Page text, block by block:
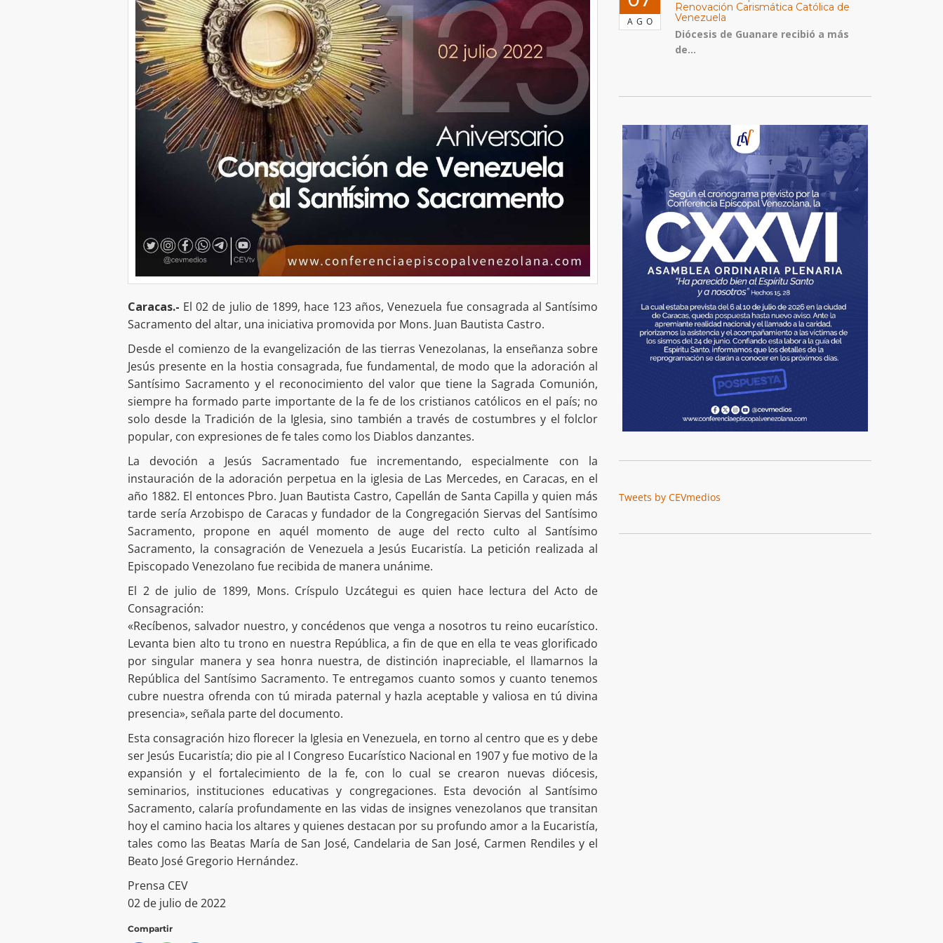
Caracas.- El 02 de julio de 1899, hace 123 años, Venezuela fue consagrada al Santísimo
Sacramento del altar, una iniciativa promovida por Mons. Juan Bautista Castro.
Desde el comienzo de la evangelización de las tierras Venezolanas, la enseñanza sobre
Jesús presente en la hostia consagrada, fue fundamental, de modo que la adoración al
Santísimo Sacramento y el reconocimiento del valor que tiene la Sagrada Comunión,
siempre ha formado parte importante de la fe de los cristianos católicos en el país; no
solo desde la Tradición de la Iglesia, sino también a través de costumbres y el folclor
popular, con expresiones de fe tales como los Diablos danzantes.
La devoción a Jesús Sacramentado fue incrementando, especialmente con la
instauración de la adoración perpetua en la iglesia de Las Mercedes, en Caracas, en el
año 1882. El entonces Pbro. Juan Bautista Castro, Capellán de Santa Capilla y quien más
tarde sería Arzobispo de Caracas y fundador de la Congregación Siervas del Santísimo
Sacramento, propone en aquél momento de auge del recto culto al Santísimo
Sacramento, la consagración de Venezuela a Jesús Eucaristía. La petición realizada al
Episcopado Venezolano fue recibida de manera unánime.
El 2 de julio de 1899, Mons. Críspulo Uzcátegui es quien hace lectura del Acto de
Consagración:
«Recíbenos, salvador nuestro, y concédenos que venga a nosotros tu reino eucarístico.
Levanta bien alto tu trono en nuestra República, a fin de que en ella te veas glorificado
por singular manera y sea honra nuestra, de distinción inapreciable, el llamarnos la
República del Santísimo Sacramento. Te entregamos cuanto somos y cuanto tenemos
cubre nuestra ofrenda con tú mirada paternal y hazla aceptable y valiosa en tú divina
presencia», señala parte del documento.
Esta consagración hizo florecer la Iglesia en Venezuela, en torno al centro que es y debe
ser Jesús Eucaristía; dio pie al I Congreso Eucarístico Nacional en 1907 y fue motivo de la
expansión y el fortalecimiento de la fe, con lo cual se crearon nuevas diócesis,
seminarios, instituciones educativas y congregaciones. Esta devoción al Santísimo
Sacramento, calaría profundamente en las vidas de insignes venezolanos que transitan
hoy el camino hacia los altares y quienes destacan por su profundo amor a la Eucaristía,
tales como las Beatas María de San José, Candelaria de San José, Carmen Rendiles y el
Beato José Gregorio Hernández.
Prensa CEV
02 de julio de 2022
Compartir
AGO
Renovación Carismática Católica de
Venezuela
Diócesis de Guanare recibió a más
de...
Tweets by CEVmedios